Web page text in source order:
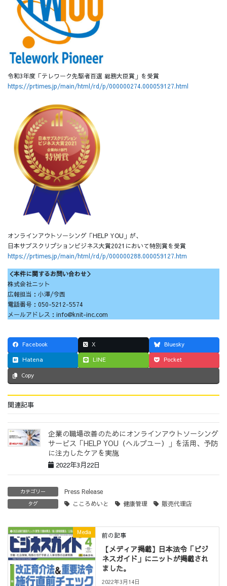
令和3年度「テレワーク先駆者百選 総務大臣賞」を受賞
https://prtimes.jp/main/html/rd/p/000000274.000059127.html
オンラインアウトソーシング「HELP YOU」が、
日本サブスクリプションビジネス大賞2021において特別賞を受賞
https://prtimes.jp/main/html/rd/p/000000288.000059127.htm
＜本件に関するお問い合わせ＞
株式会社ニット
広報担当：小澤/今西
電話番号：050-5212-5574
メールアドレス：info@knit-inc.com
Facebook X
Bluesky
Hatena
LINE Pocket
Copy
関連記事
企業の職場改善のためにオンラインアウトソーシング
サービス「HELP YOU（ヘルプユー）」を活用、予防
に注力したケアを実施
2022年3月22日
カテゴリー Press Release
タグ こころめいと 健康管理 販売代理店
Media 前の記事
【メディア掲載】日本法令「ビジ
ネスガイド」にニットが掲載され
ました。
2022年3月14日